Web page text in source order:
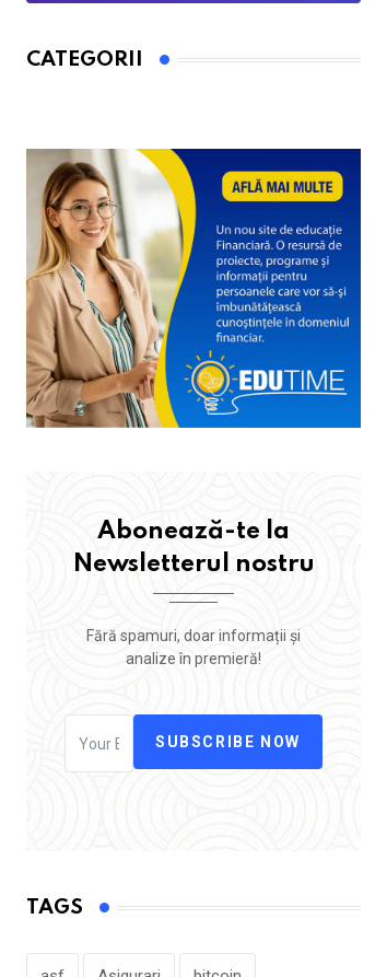
CATEGORII
Abonează-te la
Newsletterul nostru
Fără spamuri, doar informații și
analize în premieră!
SUBSCRIBE NOW
TAGS